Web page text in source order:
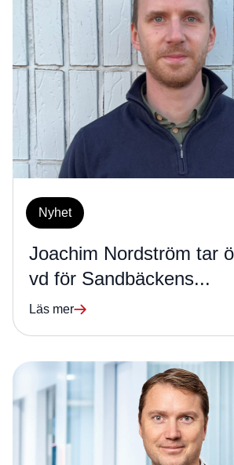
Nyhet
Joachim Nordström tar
vd för Sandbäckens...
Läs mer